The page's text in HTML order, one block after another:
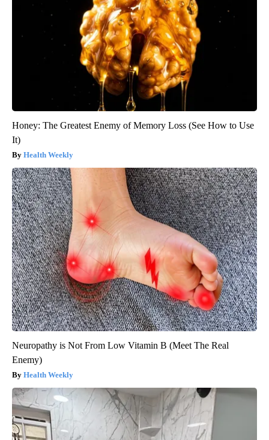
Honey: The Greatest Enemy of Memory Loss (See How to Use
It)
Health Weekly
Neuropathy is Not From Low Vitamin B (Meet The Real
Enemy)
Health Weekly